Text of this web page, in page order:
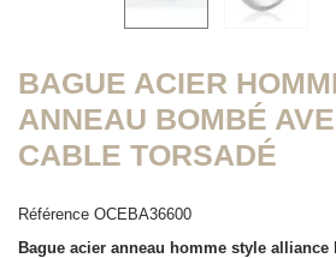
BAGUE ACIER
ANNEAU BOMBÉ
CABLE TORSADÉ
Référence OCEBA36600
Bague acier anneau homme style alliance